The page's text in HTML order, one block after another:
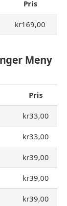
Pris
kr169,00
Meny
Pris
kr33,00
kr33,00
kr39,00
kr39,00
kr39,00